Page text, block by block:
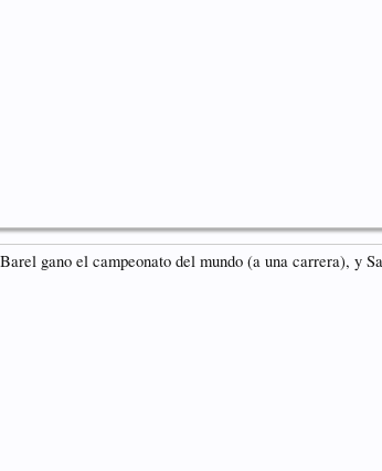
gano el campeonato del mundo (a una carrera), y